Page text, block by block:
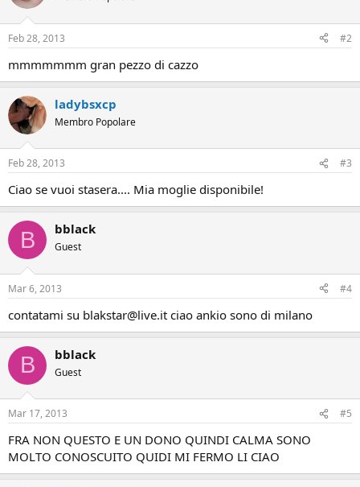
Feb 28, 2013 #2
mmmmmmm gran pezzo di cazzo
ladybsxcp
Membro Popolare
Feb 28, 2013 #3
Ciao se vuoi stasera.... Mia moglie disponibile!
B bblack
Guest
Mar 6, 2013 #4
contatami su blakstar@live.it ciao ankio sono di milano
B bblack
Guest
Mar 17, 2013 #5
FRA NON QUESTO E UN DONO QUINDI CALMA SONO
MOLTO CONOSCUITO QUIDI MI FERMO LI CIAO